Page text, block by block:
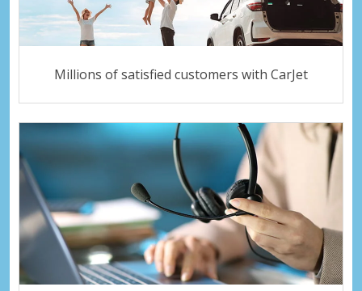
Millions of satisfied customers with CarJet